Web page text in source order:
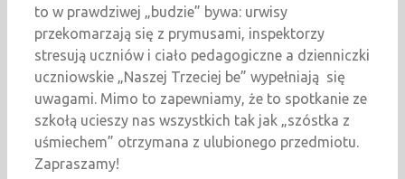
to w prawdziwej „budzie” bywa: urwisy
przekomarzają się z prymusami, inspektorzy
stresują uczniów i ciało pedagogiczne a dzienniczki
uczniowskie „Naszej Trzeciej be” wypełniają się
uwagami. Mimo to zapewniamy, że to spotkanie ze
szkołą ucieszy nas wszystkich tak jak „szóstka z
uśmiechem” otrzymana z ulubionego przedmiotu.
Zapraszamy!